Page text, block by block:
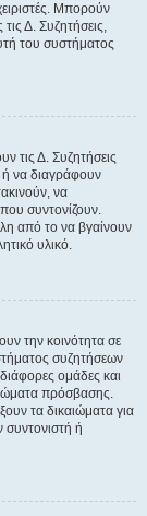
Μπορούν
Δ. Συζητήσεις,
του συστήματος
τις Δ. Συζητήσεις
ή να διαγράφουν
να
συντονίζουν.
από το να βγαίνουν
υλικό.
την κοινότητα σε
συζητήσεων
ομάδες και
πρόσβασης.
τα δικαιώματα για
ή